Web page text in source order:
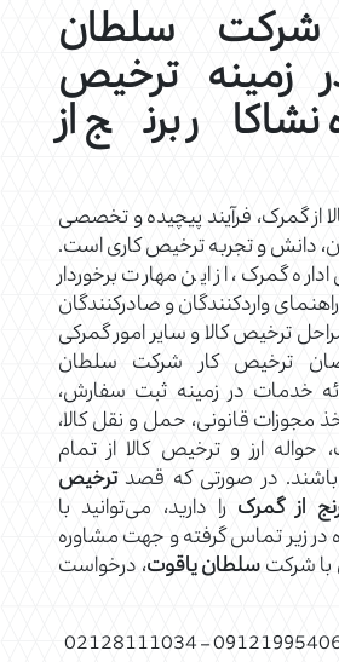
سلطان
زمینه ترخیص
برنج از
از گمرک، فرآیند پیچیده و تخصصی
دانش و تجربه ترخیص کاری است.
گمرک، از این مهارت برخوردار
واردکنندگان و صادرکنندگان
ترخیص کالا و سایر امور گمرکی
ترخیص کار شرکت سلطان
خدمات در زمینه ثبت سفارش،
مجوزات قانونی، حمل و نقل کالا،
حواله ارز و ترخیص کالا از تمام
در صورتی که قصدترخیص
از گمرک را دارید، می‌توانید با
زیر تماس گرفته و جهت مشاوره
با شرکتسلطان یاقوت، درخواست